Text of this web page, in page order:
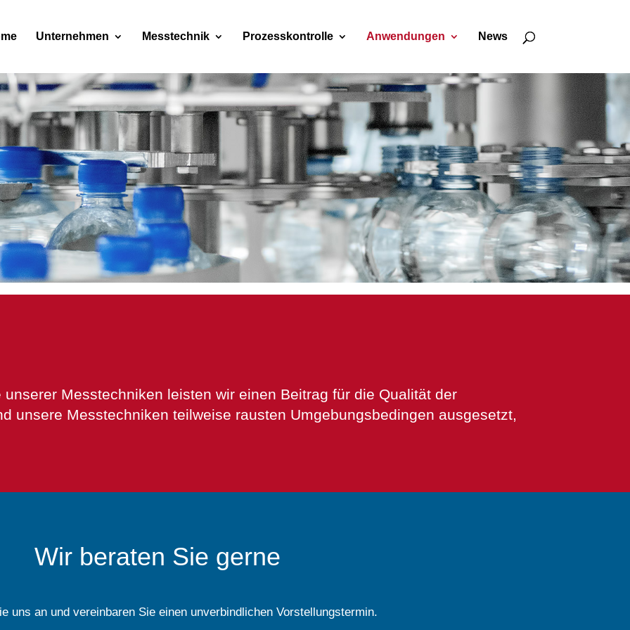
Unternehmen Messtechnik Prozesskontrolle Anwendungen News
Messtechniken leisten wir einen Beitrag für die Qualität der
unsere Messtechniken teilweise rausten Umgebungsbedingen ausgesetzt,
Wir beraten Sie gerne
uns an und vereinbaren Sie einen unverbindlichen Vorstellungstermin.